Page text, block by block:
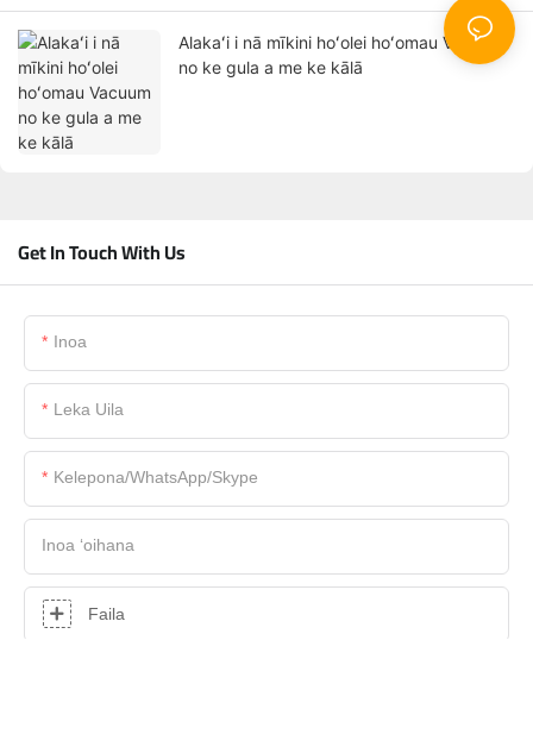
Alakaʻi i nā mīkini hoʻolei hoʻomau Vacuum
no ke gula a me ke kālā
Get In Touch With Us
Inoa
Leka Uila
Kelepona/WhatsApp/Skype
Inoa ʻoihana
Faila